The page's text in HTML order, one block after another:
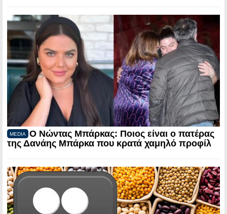
MEDIA
Ο Νώντας Μπάρκας: Ποιος είναι ο πατέρας
της Δανάης Μπάρκα που κρατά χαμηλό προφίλ